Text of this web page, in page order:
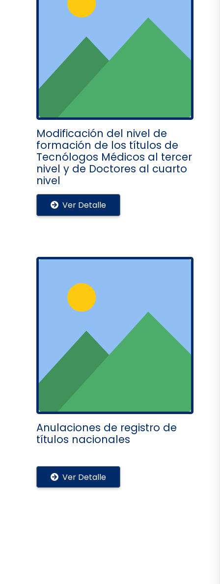
Modificación del nivel de
formación de los títulos de
Tecnólogos Médicos al tercer
nivel y de Doctores al cuarto
nivel
Ver Detalle
Anulaciones de registro de
títulos nacionales
Ver Detalle